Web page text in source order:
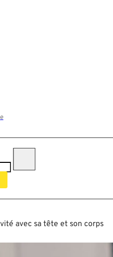
avec sa tête et son corps